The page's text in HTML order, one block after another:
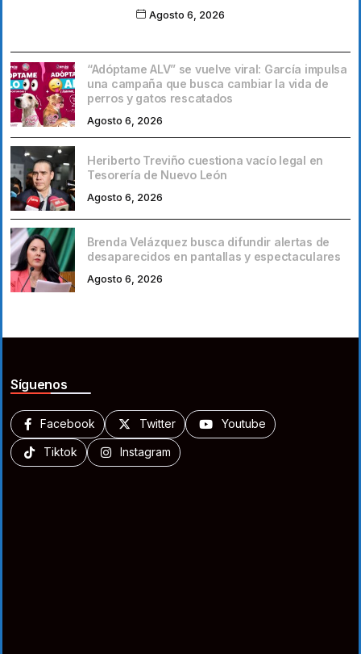
Agosto 6, 2026
“Adóptame ALV” se vuelve viral: García impulsa
una campaña que busca cambiar la vida de
perros y gatos rescatados
Agosto 6, 2026
Heriberto Treviño cuestiona vacío legal en
Tesorería de Nuevo León
Agosto 6, 2026
Brenda Velázquez busca difundir alertas de
desaparecidos en pantallas y espectaculares
Agosto 6, 2026
Síguenos
Facebook Twitter Youtube
Tiktok Instagram